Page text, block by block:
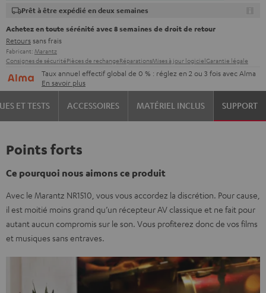
Prêt à être expédié en deux semaines
Achetez en toute sérénité avec 8 semaines de droit de retour
Retourssans frais
Fabricant: Marantz
Consignes de sécuritéPièces de rechangeRéparationsMises à jour logicielGarantie légale
Taux annuel effectif global de 0 % : réglez en 2 ou 3 fois avec Alma
En savoir plus
ET TESTS ACCESSOIRES MATÉRIEL INCLUS SUPPORT
Points forts
Ce pourquoi nous aimons ce produit
Avec le Marantz NR1510, vous vous accordez la discrétion. Pour cause,
il est moitié moins grand qu’un récepteur AV classique et ne fait pour
autant aucun compromis sur le son. Vous profiterez donc de vos films
et musiques sans entraves.